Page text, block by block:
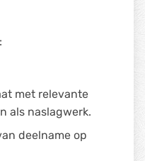
met relevante
als naslagwerk.
deelname op